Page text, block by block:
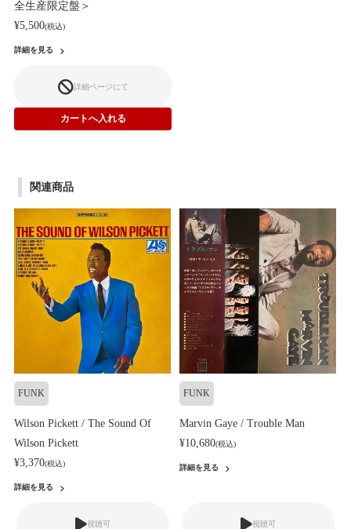
全生産限定盤＞
¥5,500(税込)
詳細を見る
詳細ページにて
関連商品
FUNK
Wilson Pickett / The Sound Of
Wilson Pickett
¥3,370(税込)
詳細を見る
視聴可
FUNK
Marvin Gaye / Trouble Man
¥10,680(税込)
詳細を見る
視聴可